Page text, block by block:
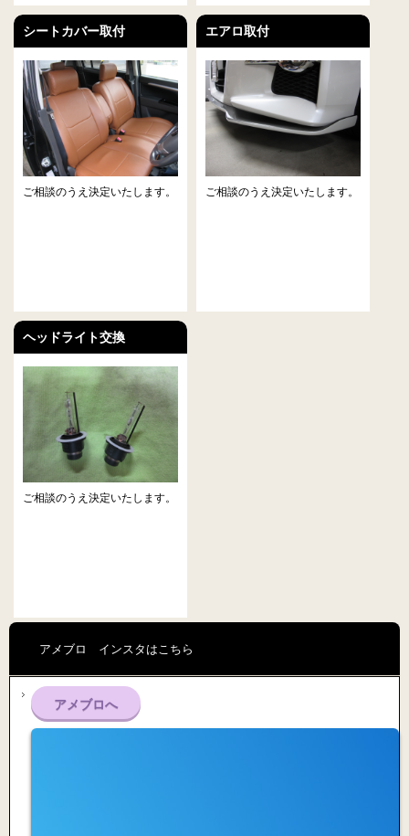
シートカバー取付
ご相談のうえ決定いたします。
エアロ取付
ご相談のうえ決定いたします。
ヘッドライト交換
ご相談のうえ決定いたします。
アメブロ インスタはこちら
アメブロへ